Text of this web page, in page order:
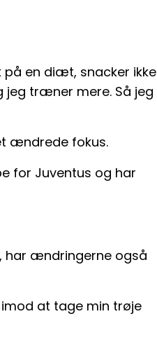
på en diæt, snacker ikke
jeg træner mere. Så jeg
ændrede fokus.
for Juventus og har
har ændringerne også
at tage min trøje